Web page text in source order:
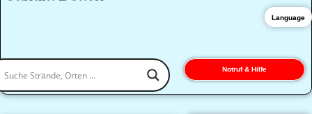
Notruf & Hilfe
Language